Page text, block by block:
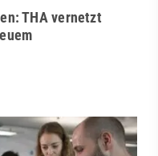
THA vernetzt